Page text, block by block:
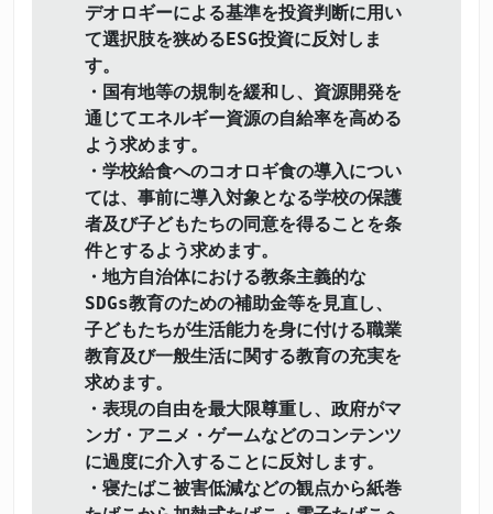
デオロギーによる基準を投資判断に用い
て選択肢を狭めるESG投資に反対しま
す。
・国有地等の規制を緩和し、資源開発を
通じてエネルギー資源の自給率を高める
よう求めます。
・学校給食へのコオロギ食の導入につい
ては、事前に導入対象となる学校の保護
者及び子どもたちの同意を得ることを条
件とするよう求めます。
・地方自治体における教条主義的な
SDGs教育のための補助金等を見直し、
子どもたちが生活能力を身に付ける職業
教育及び一般生活に関する教育の充実を
求めます。
・表現の自由を最大限尊重し、政府がマ
ンガ・アニメ・ゲームなどのコンテンツ
に過度に介入することに反対します。
・寝たばこ被害低減などの観点から紙巻